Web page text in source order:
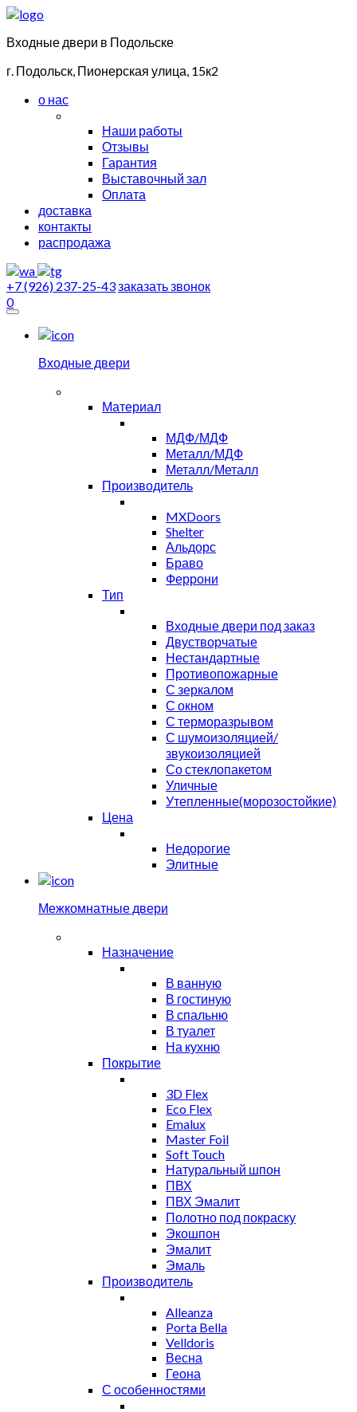
Входные двери в Подольске
г. Подольск, Пионерская улица, 15к2
о нас
Наши работы
Отзывы
Гарантия
Выставочный зал
Оплата
доставка
контакты
распродажа
+7 (926) 237-25-43заказать звонок
0
Входные двери
Материал
МДФ/МДФ
Металл/МДФ
Металл/Металл
Производитель
MXDoors
Shelter
Альдорс
Браво
Феррони
Тип
Входные двери под заказ
Двустворчатые
Нестандартные
Противопожарные
С зеркалом
С окном
С терморазрывом
С шумоизоляцией/
звукоизоляцией
Со стеклопакетом
Уличные
Утепленные(морозостойкие)
Цена
Недорогие
Элитные
Межкомнатные двери
Назначение
В ванную
В гостиную
В спальню
В туалет
На кухню
Покрытие
3D Flex
Eco Flex
Emalux
Master Foil
Soft Touch
Натуральный шпон
ПВХ
ПВХ Эмалит
Полотно под покраску
Экошпон
Эмалит
Эмаль
Производитель
Alleanza
Porta Bella
Velldoris
Весна
Геона
С особенностями